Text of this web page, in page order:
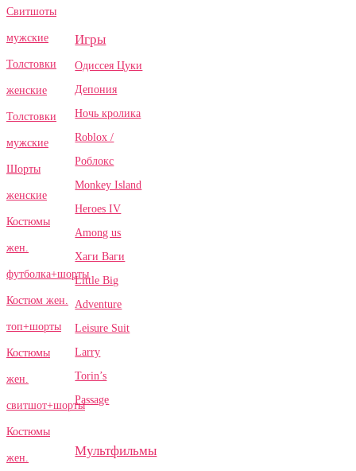
Свитшоты
мужские
Толстовки
женские
Толстовки
мужские
Шорты
женские
Костюмы
жен.
футболка+шорты
Костюм жен.
топ+шорты
Костюмы
жен.
свитшот+шорты
Костюмы
жен.
Игры
Одиссея Цуки
Депония
Ночь кролика
Roblox /
Роблокс
Monkey Island
Heroes IV
Among us
Хаги Ваги
Little Big
Adventure
Leisure Suit
Larry
Torin’s
Passage
Мультфильмы